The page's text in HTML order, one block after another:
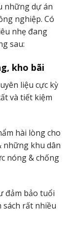
có lợi vốn
vùng liên tục
lớn.
khu nhà
kế bên
những dự án
nghiệp. Có
nhẹ đang
sau:
kho bãi
liệu cực kỳ
và tiết kiệm
hài lòng cho
những khu dân
nóng & chống
đảm bảo tuổi
sách rất nhiều